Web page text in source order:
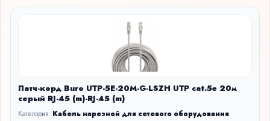
Патч-корд Buro UTP-5E-20M-G-LSZH UTP cat.5e 20м
серый RJ-45 (m)-RJ-45 (m)
Категория: Кабель нарезной для сетевого оборудования